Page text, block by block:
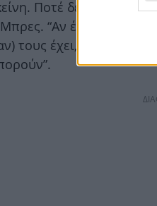
Ποτέ δεν ξέρεις τί
“Αν έχει κανείς
τους έχει, τότε οι